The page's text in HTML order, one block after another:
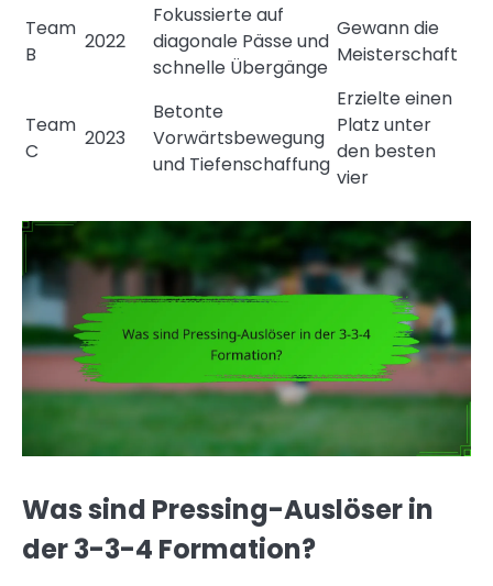
Team
B
2022
Fokussierte auf
diagonale Pässe und
schnelle Übergänge
Gewann die
Meisterschaft
Team
C
2023
Betonte
Vorwärtsbewegung
und Tiefenschaffung
Erzielte einen
Platz unter
den besten
vier
Was sind Pressing-Auslöser in
der 3-3-4 Formation?